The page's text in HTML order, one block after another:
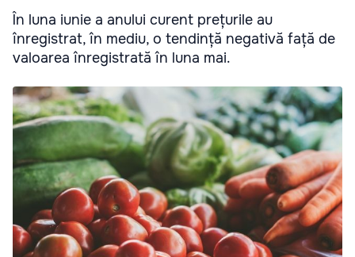
În luna iunie a anului curent prețurile au
înregistrat, în mediu, o tendință negativă față de
valoarea înregistrată în luna mai.